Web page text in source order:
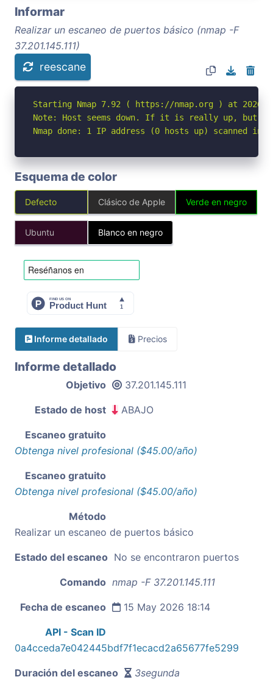
Informar
Realizar un escaneo de puertos básico (nmap -F
37.201.145.111)
reescane
Starting Nmap 7.92 ( https://nmap.org ) at 2026-
Note: Host seems down. If it is really up, but
Nmap done: 1 IP address (0 hosts up) scanned in
Esquema de color
Defecto Clásico de Apple Verde en negro
Ubuntu Blanco en negro
Informe detallado Precios
Informe detallado
Objetivo 37.201.145.111
Estado de host ABAJO
Escaneo gratuito
Obtenga nivel profesional ($45.00/año)
Escaneo gratuito
Obtenga nivel profesional ($45.00/año)
Método
Realizar un escaneo de puertos básico
Estado del escaneo No se encontraron puertos
Comando nmap -F 37.201.145.111
Fecha de escaneo 15 May 2026 18:14
API - Scan ID
0a4cceda7e042445bdf7f1ecacd2a65677fe5299
Duración del escaneo 3segunda